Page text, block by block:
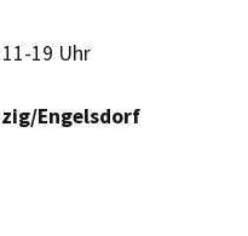
19 Uhr
Engelsdorf